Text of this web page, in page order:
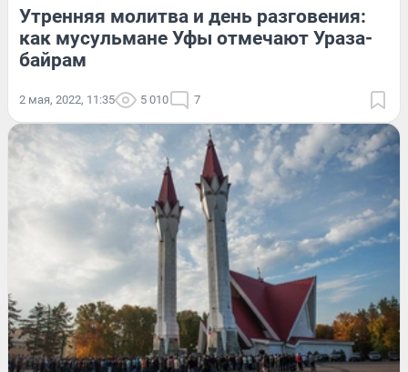
Утренняя молитва и день разговения:
как мусульмане Уфы отмечают Ураза-
байрам
2 мая, 2022, 11:35 5 010 7